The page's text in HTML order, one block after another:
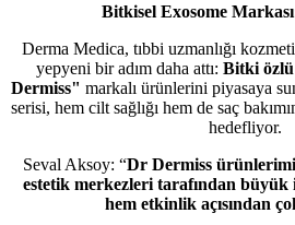
Bitkisel Exosome
Derma Medica, tıbbi uzmanlığı
yepyeni bir adım daha attı: Bitki
Dermiss" markalı ürünlerini piyasaya
serisi, hem cilt sağlığı hem de saç
hedefliyor.
Seval Aksoy: “Dr Dermiss
estetik merkezleri tarafından
hem etkinlik açısından